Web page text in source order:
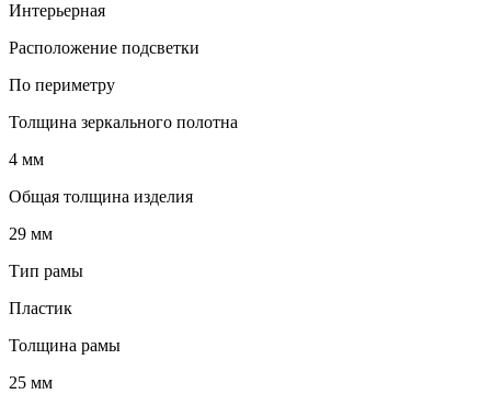
Интерьерная
Расположение подсветки
По периметру
Толщина зеркального полотна
4 мм
Общая толщина изделия
29 мм
Тип рамы
Пластик
Толщина рамы
25 мм